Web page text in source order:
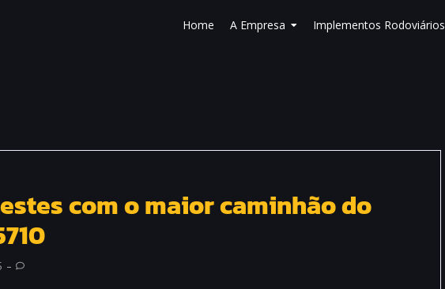
Home A Empresa Implementos Rodoviários
com o maior caminhão do